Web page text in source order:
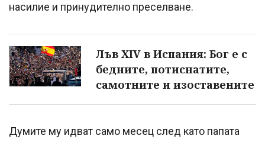
насилие и принудително преселване.
Лъв XIV в Испания: Бог е с
бедните, потиснатите,
самотните и изоставените
Думите му идват само месец след като папата